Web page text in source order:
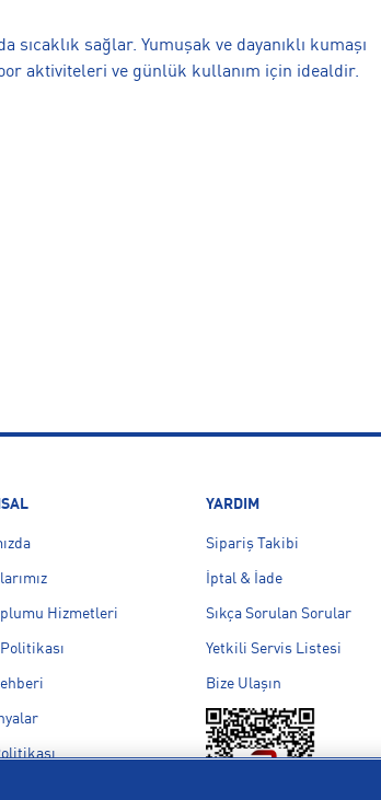
sağlar. Yumuşak ve dayanıklı kumaşı
aktiviteleri ve günlük kullanım için idealdir.
Hizmetleri
YARDIM
Sipariş Takibi
İptal & İade
Sıkça Sorulan Sorular
Yetkili Servis Listesi
Bize Ulaşın